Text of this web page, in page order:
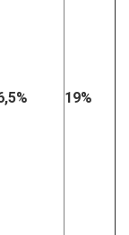
19%